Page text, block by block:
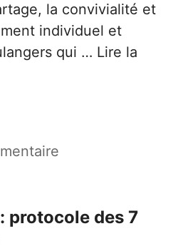
la convivialité et
individuel et
qui … Lire la
protocole des 7